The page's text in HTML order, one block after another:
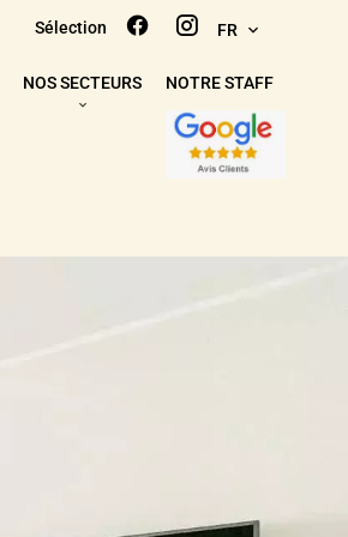
Sélection FR
NOS SECTEURS NOTRE STAFF